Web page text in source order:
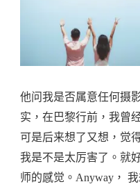
他问我是否属意任何摄
实，在巴黎行前，我曾
可是后来想了又想，觉
我是不是太厉害了。就
师的感觉。Anyway，